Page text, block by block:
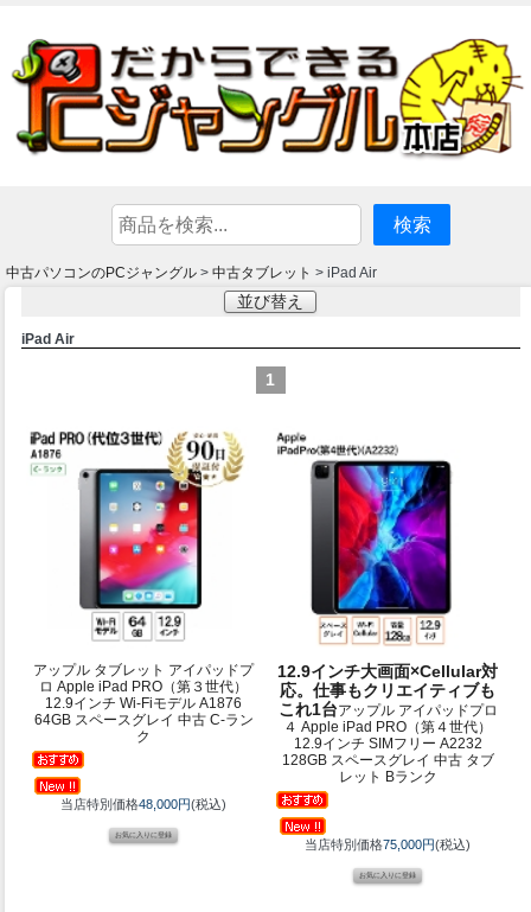
中古パソコンのPCジャングル > 中古タブレット > iPad Air
並び替え
iPad Air
1
アップル タブレット アイパッドプ
ロ Apple iPad PRO（第３世代）
12.9インチ Wi-Fiモデル A1876
64GB スペースグレイ 中古 C-ラン
ク
当店特別価格48,000円(税込)
12.9インチ大画面×Cellular対
応。仕事もクリエイティブも
これ1台アップル アイパッドプロ
４ Apple iPad PRO（第４世代）
12.9インチ SIMフリー A2232
128GB スペースグレイ 中古 タブ
レット Bランク
当店特別価格75,000円(税込)